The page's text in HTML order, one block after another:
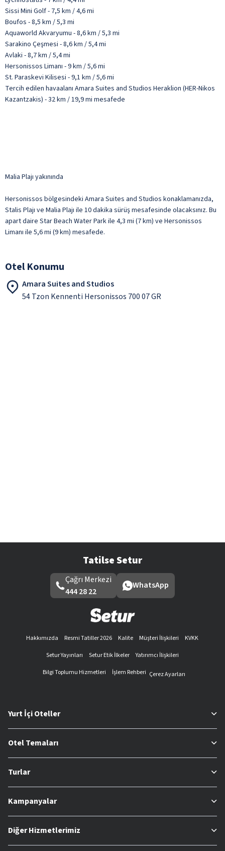
Sissi Mini Golf - 7,5 km / 4,6 mi
Boufos - 8,5 km / 5,3 mi
Aquaworld Akvaryumu - 8,6 km / 5,3 mi
Sarakino Çeşmesi - 8,6 km / 5,4 mi
Avlaki - 8,7 km / 5,4 mi
Hersonissos Limanı - 9 km / 5,6 mi
St. Paraskevi Kilisesi - 9,1 km / 5,6 mi
Tercih edilen havaalanı Amara Suites and Studios Heraklion (HER-Nikos
Kazantzakis) - 32 km / 19,9 mi mesafede
Malia Plajı yakınında
Hersonissos bölgesindeki Amara Suites and Studios konaklamanızda,
Stalis Plajı ve Malia Plajı ile 10 dakika sürüş mesafesinde olacaksınız. Bu
apart daire Star Beach Water Park ile 4,3 mi (7 km) ve Hersonissos
Limanı ile 5,6 mi (9 km) mesafede.
Otel Konumu
Amara Suites and Studios
54 Tzon Kennenti Hersonissos 700 07 GR
Tatilse Setur
Çağrı Merkezi
444 28 22
WhatsApp
Hakkımızda Resmi Tatiller 2026 Kalite Müşteri İlişkileri
KVKK
Setur Yayınları
Setur Etik İlkeler
Yatırımcı İlişkileri
Bilgi Toplumu Hizmetleri
İşlem Rehberi Çerez Ayarları
Yurt İçi Oteller
Otel Temaları
Turlar
Kampanyalar
Diğer Hizmetlerimiz